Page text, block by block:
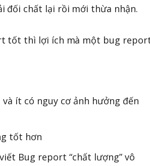
đối chất lại rồi mới thừa nhận.
tốt thì lợi ích mà một bug
ít có nguy cơ ảnh hưởng đến
tốt hơn
Bug report “chất lượng” vô